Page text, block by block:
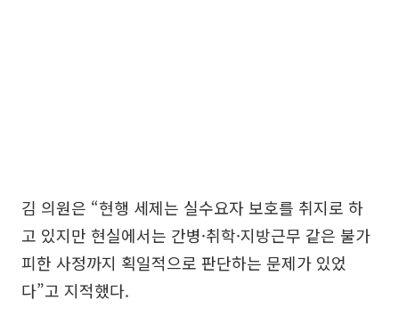
김 의원은 “현행 세제는 실수요자 보호를 취지로 하
고 있지만 현실에서는 간병·취학·지방근무 같은 불가
피한 사정까지 획일적으로 판단하는 문제가 있었
다”고 지적했다.